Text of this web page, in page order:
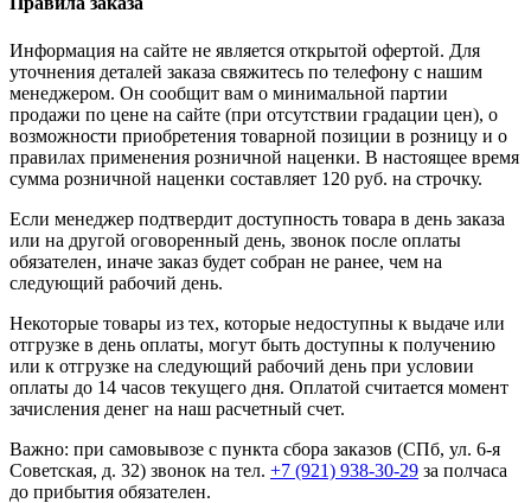
Информация на сайте не является открытой офертой. Для
уточнения деталей заказа свяжитесь по телефону с нашим
менеджером. Он сообщит вам о минимальной партии
продажи по цене на сайте (при отсутствии градации цен), о
возможности приобретения товарной позиции в розницу и о
правилах применения розничной наценки. В настоящее время
сумма розничной наценки составляет 120 руб. на строчку.
Если менеджер подтвердит доступность товара в день заказа
или на другой оговоренный день, звонок после оплаты
обязателен, иначе заказ будет собран не ранее, чем на
следующий рабочий день.
Некоторые товары из тех, которые недоступны к выдаче или
отгрузке в день оплаты, могут быть доступны к получению
или к отгрузке на следующий рабочий день при условии
оплаты до 14 часов текущего дня. Оплатой считается момент
зачисления денег на наш расчетный счет.
Важно: при самовывозе с пункта сборa заказов (СПб, ул. 6-я
Советская, д. 32) звонок на тел. +7 (921) 938-30-29 за полчаса
до прибытия обязателен.